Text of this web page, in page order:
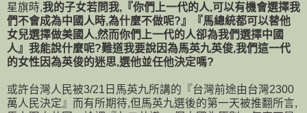
星旗時,我的子女若問我,『你們上一代的人,可以有機會選擇我
們不會成為中國人時,為什麼不做呢?』『馬總統都可以替他
女兒選擇做美國人,然而你們上一代的人卻為我們選擇中國
人』我能說什麼呢?難道我要說因為馬英九英俊,我們這一代
的女性因為英俊的迷思,選他並任他決定嗎?
或許台灣人民被3/21日馬英九所講的『台灣前途由台灣2300
萬人民決定』而有所期待,但馬英九選後的第一天被推翻所言,